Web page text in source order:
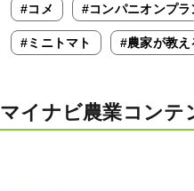
#コメ #コンパニオンプラ
#ミニトマト #農家が教え
マイナビ農業コンテ